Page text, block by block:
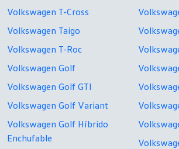
Volkswagen T-Cross
Volkswagen Taigo
Volkswagen T-Roc
Volkswagen Golf
Volkswagen Golf GTI
Volkswagen Golf Variant
Volkswagen Golf Híbrido
Enchufable